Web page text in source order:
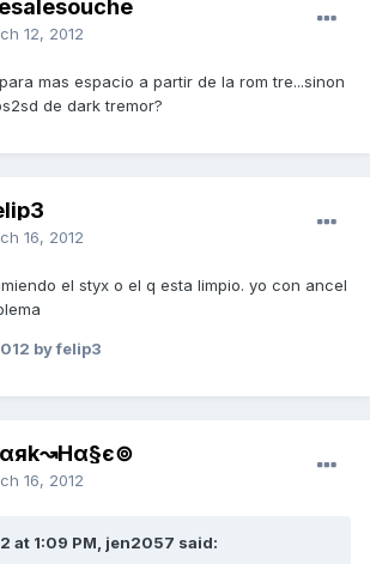
12, 2012
mas espacio a partir de la rom tre...sinon
de dark tremor?
16, 2012
el styx o el q esta limpio. yo con ancel
by felip3
16, 2012
at 1:09 PM, jen2057 said: